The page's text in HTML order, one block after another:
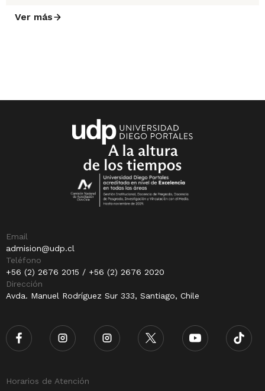
Ver más
Email
admision@udp.cl
Teléfono
+56 (2) 2676 2015 / +56 (2) 2676 2020
Dirección
Avda. Manuel Rodríguez Sur 333, Santiago, Chile
Horarios de Atención